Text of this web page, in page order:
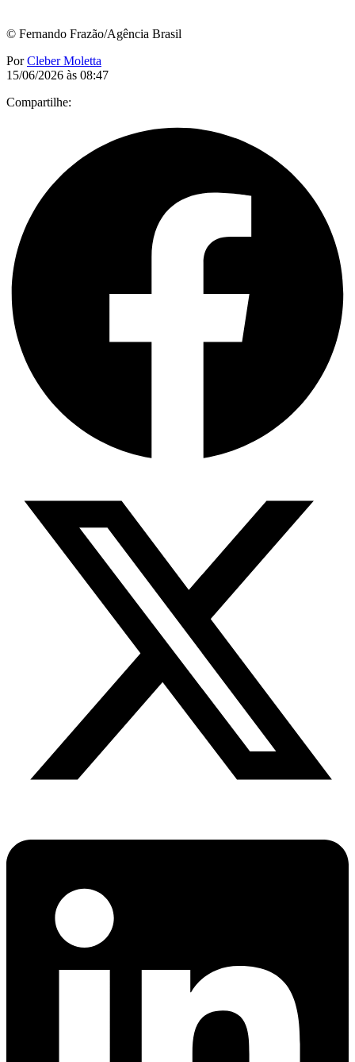
© Fernando Frazão/Agência Brasil
PorCleber Moletta
15/06/2026 às 08:47
Compartilhe: